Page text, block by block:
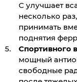
C улучшает
несколько
принимать
поднятия
Спортивного
мощный
свободные